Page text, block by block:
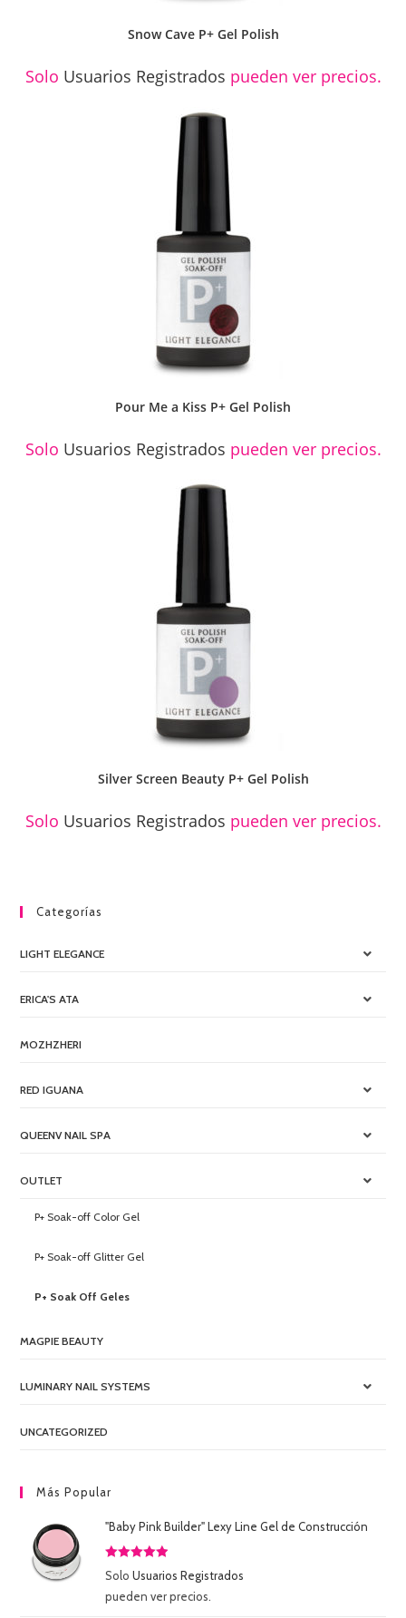
Snow Cave P+ Gel Polish
Solo Usuarios Registrados pueden ver precios.
Pour Me a Kiss P+ Gel Polish
Solo Usuarios Registrados pueden ver precios.
Silver Screen Beauty P+ Gel Polish
Solo Usuarios Registrados pueden ver precios.
Categorías
LIGHT ELEGANCE
ERICA'S ATA
MOZHZHERI
RED IGUANA
QUEENV NAIL SPA
OUTLET
P+ Soak-off Color Gel
P+ Soak-off Glitter Gel
P+ Soak Off Geles
MAGPIE BEAUTY
LUMINARY NAIL SYSTEMS
UNCATEGORIZED
Más Popular
"Baby Pink Builder" Lexy Line Gel de Construcción
Valorado
5
SoloUsuarios Registrados
pueden ver precios.